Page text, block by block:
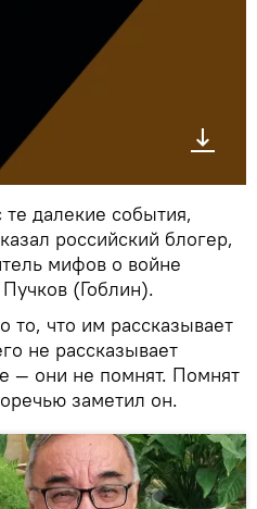
далекие события,
российский блогер,
мифов о войне
(Гоблин).
то, что им рассказывает
не рассказывает
— они не помнят. Помнят
заметил он.